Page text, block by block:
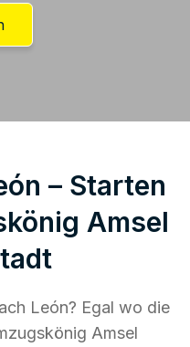
– Starten
Amsel
León? Egal wo die
Amsel